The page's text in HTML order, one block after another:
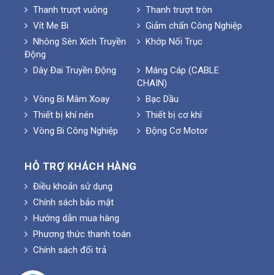
Thanh trượt vuông
Thanh trượt tròn
Vít Me Bi
Giảm chấn Công Nghiệp
Nhông Sên Xích Truyền
Động
Khớp Nối Trục
Dây Đai Truyền Động
Máng Cáp (CABLE
CHAIN)
Vòng Bi Mâm Xoay
Bạc Dầu
Thiết bị khí nén
Thiết bị cơ khí
Vòng Bi Công Nghiệp
Động Cơ Motor
HỖ TRỢ KHÁCH HÀNG
Điều khoản sử dụng
Chính sách bảo mật
Hướng dẫn mua hàng
Phương thức thanh toán
Chính sách đổi trả